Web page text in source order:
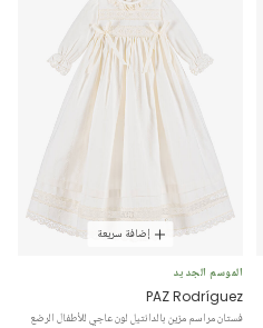
إضافة سريعة
الموسم الجديد
PAZ Rodríguez
فستان مراسم مزين بالدانتيل لون عاجي للأطفال الرضع